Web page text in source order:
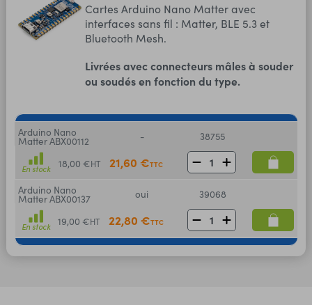
Cartes Arduino Nano Matter avec
interfaces sans fil : Matter, BLE 5.3 et
Bluetooth Mesh.
Livrées avec connecteurs mâles à souder
ou soudés en fonction du type.
Arduino Nano
Matter ABX00112 - 38755
En stock 18,00 €HT 21,60 €TTC
Arduino Nano
Matter ABX00137 oui 39068
En stock 19,00 €HT 22,80 €TTC